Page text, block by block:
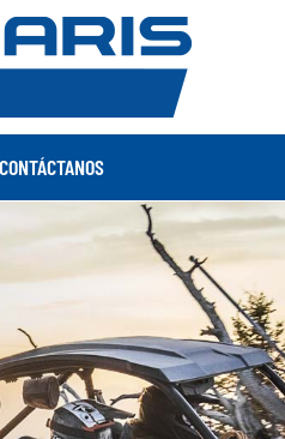
CONTÁCTANOS